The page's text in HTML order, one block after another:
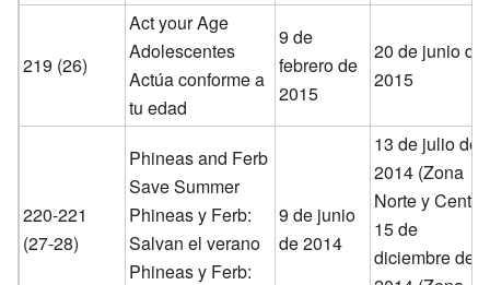
219 (26)
Act your Age
Adolescentes
Actúa conforme a
tu edad
9 de
febrero de
2015
20 de junio de
2015
220-221
(27-28)
Phineas and Ferb
Save Summer
Phineas y Ferb:
Salvan el verano
Phineas y Ferb:
9 de junio
de 2014
13 de julio de
2014 (Zona
Norte y
15 de
diciembre de